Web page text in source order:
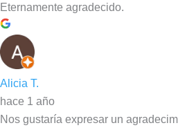
Eternamente agradecido.
Alicia T.
hace 1 año
Nos gustaría expresar un